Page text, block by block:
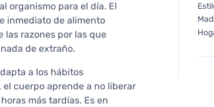
organismo para el día. El
inmediato de alimento
las razones por las que
de extraño.
a los hábitos
cuerpo aprende a no liberar
más tardías. Es en